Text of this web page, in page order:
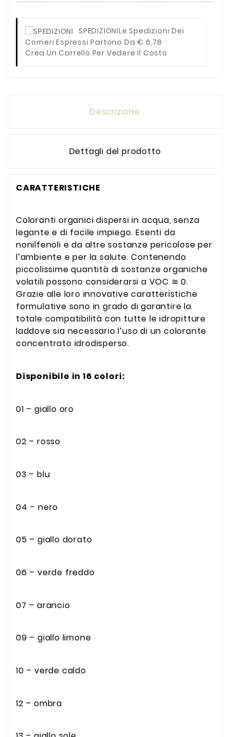
SPEDIZIONILe Spedizioni Dei
Corrieri Espressi Partono Da € 6,78
Crea Un Carrello Per Vedere Il Costo
Descrizione
Dettagli del prodotto
CARATTERISTICHE
Coloranti organici dispersi in acqua, senza
legante e di facile impiego. Esenti da
nonilfenoli e da altre sostanze pericolose per
l’ambiente e per la salute. Contenendo
piccolissime quantità di sostanze organiche
volatili possono considerarsi a VOC ≅ 0.
Grazie alle loro innovative caratteristiche
formulative sono in grado di garantire la
totale compatibilità con tutte le idropitture
laddove sia necessario l’uso di un colorante
concentrato idrodisperso.
Disponibile in 16 colori:
01 – giallo oro
02 – rosso
03 – blu
04 – nero
05 – giallo dorato
06 – verde freddo
07 – arancio
09 – giallo limone
10 – verde caldo
12 – ombra